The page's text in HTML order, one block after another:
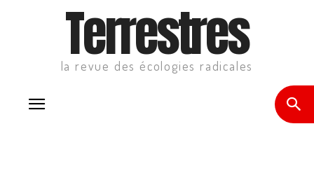
Terrestres
la revue des écologies radicales